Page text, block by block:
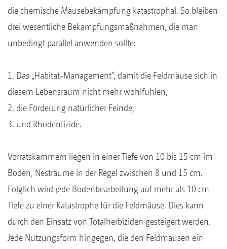
die chemische Mäusebekämpfung katastrophal. So bleiben
drei wesentliche Bekämpfungsmaßnahmen, die man
unbedingt parallel anwenden sollte:
1. Das „Habitat-Management“, damit die Feldmäuse sich in
diesem Lebensraum nicht mehr wohlfühlen,
2. die Förderung natürlicher Feinde,
3. und Rhodentizide.
Vorratskammern liegen in einer Tiefe von 10 bis 15 cm im
Boden, Nesträume in der Regel zwischen 8 und 15 cm.
Folglich wird jede Bodenbearbeitung auf mehr als 10 cm
Tiefe zu einer Katastrophe für die Feldmäuse. Dies kann
durch den Einsatz von Totalherbiziden gesteigert werden.
Jede Nutzungsform hingegen, die den Feldmäusen ein